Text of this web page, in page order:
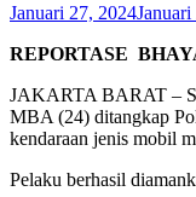
Januari 27, 2024
REPORTASE
JAKARTA BARAT –
MBA (24) ditangkap
kendaraan jenis mobil
Pelaku berhasil